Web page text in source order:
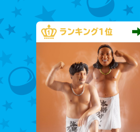
ランキング1位